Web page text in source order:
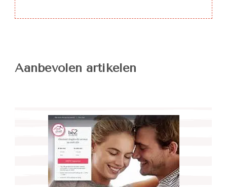
Aanbevolen artikelen